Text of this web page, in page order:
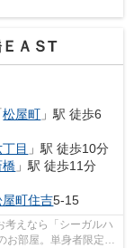
ＡＳT
松屋町 」駅 徒歩6
目 」駅 徒歩10分
橋 」駅 徒歩11分
屋町住吉5-15
考えなら「シーガルハ
お部屋。単身者限定の